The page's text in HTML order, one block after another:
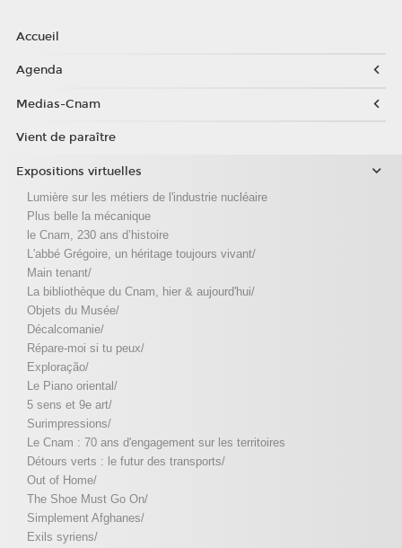
Accueil
Agenda
Medias-Cnam
Vient de paraître
Expositions virtuelles
Lumière sur les métiers de l'industrie nucléaire
Plus belle la mécanique
le Cnam, 230 ans d’histoire
L'abbé Grégoire, un héritage toujours vivant/
Main tenant/
La bibliothèque du Cnam, hier & aujourd'hui/
Objets du Musée/
Décalcomanie/
Répare-moi si tu peux/
Exploração/
Le Piano oriental/
5 sens et 9e art/
Surimpressions/
Le Cnam : 70 ans d'engagement sur les territoires
Détours verts : le futur des transports/
Out of Home/
The Shoe Must Go On/
Simplement Afghanes/
Exils syriens/